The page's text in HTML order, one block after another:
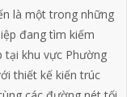
là một trong những
đang tìm kiếm
tại khu vực Phường
thiết kế kiến trúc